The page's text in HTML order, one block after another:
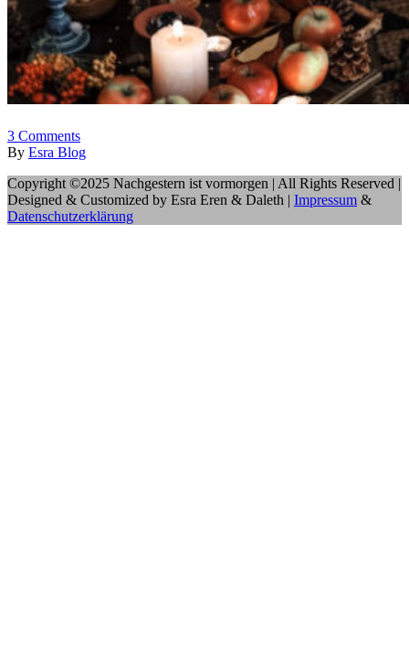
3 Comments
By Esra Blog
Copyright ©2025 Nachgestern ist vormorgen | All Rights Reserved |
Designed & Customized by Esra Eren & Daleth | Impressum &
Datenschutzerklärung